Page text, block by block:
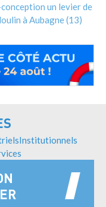
un levier de
à Aubagne (13)
Institutionnels